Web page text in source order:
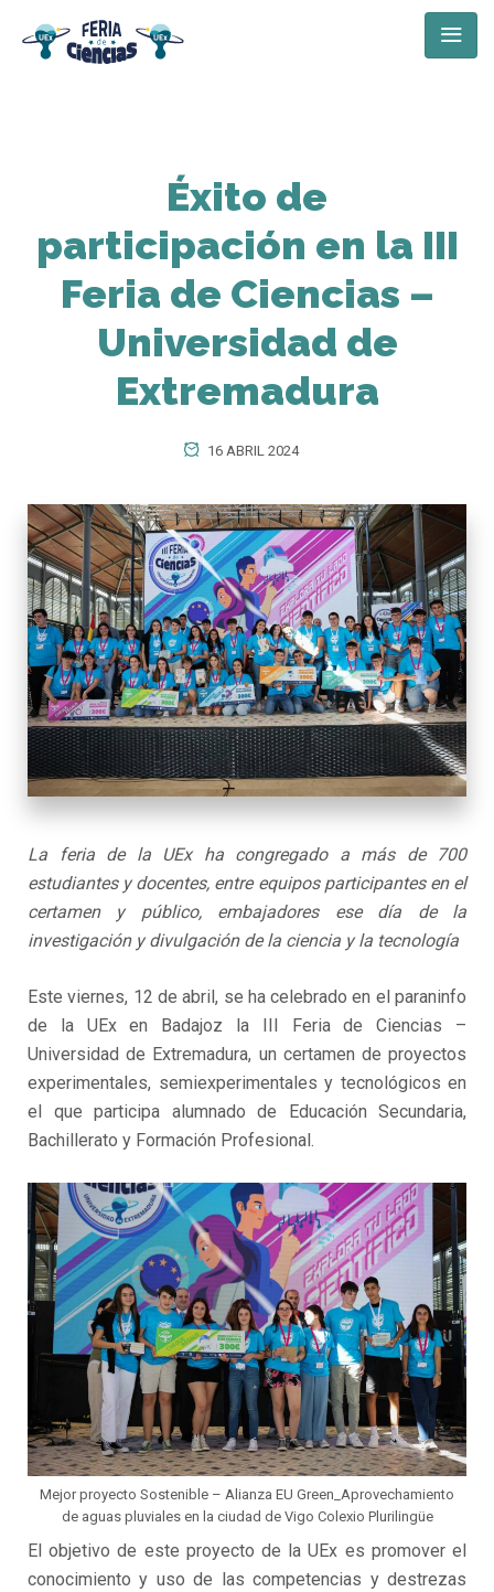
Éxito de
participación en la III
Feria de Ciencias –
Universidad de
Extremadura
16 ABRIL 2024
La feria de la UEx ha congregado a más de 700
estudiantes y docentes, entre equipos participantes en el
certamen y público, embajadores ese día de la
investigación y divulgación de la ciencia y la tecnología
Este viernes, 12 de abril, se ha celebrado en el paraninfo
de la UEx en Badajoz la III Feria de Ciencias –
Universidad de Extremadura, un certamen de proyectos
experimentales, semiexperimentales y tecnológicos en
el que participa alumnado de Educación Secundaria,
Bachillerato y Formación Profesional.
Mejor proyecto Sostenible – Alianza EU Green_Aprovechamiento
de aguas pluviales en la ciudad de Vigo Colexio Plurilingüe
El objetivo de este proyecto de la UEx es promover el
conocimiento y uso de las competencias y destrezas